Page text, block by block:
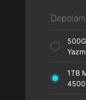
1TB